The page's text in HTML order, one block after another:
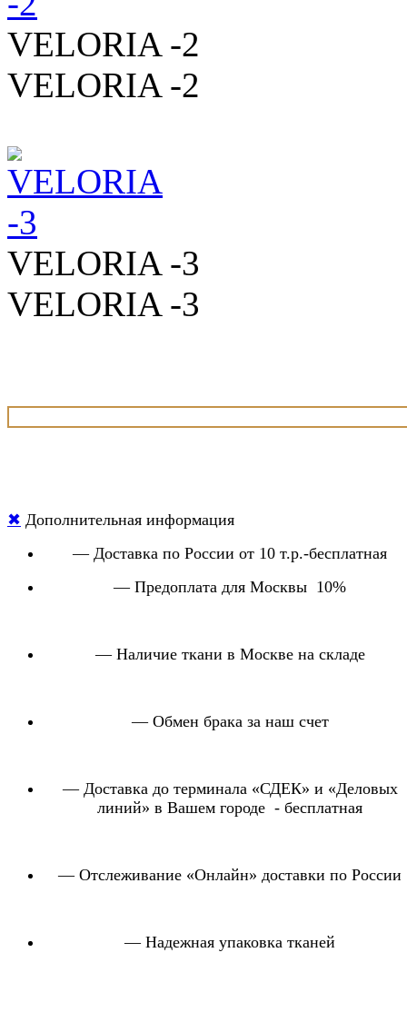
VELORIA -2
VELORIA -2
VELORIA -3
VELORIA -3
✖ Дополнительная информация
— Доставка по России от 10 т.р.-бесплатная
— Предоплата для Москвы 10%
— Наличие ткани в Москве на складе
— Обмен брака за наш счет
— Доставка до терминала «СДЕК» и «Деловых
линий» в Вашем городе - бесплатная
— Отслеживание «Онлайн» доставки по России
— Надежная упаковка тканей